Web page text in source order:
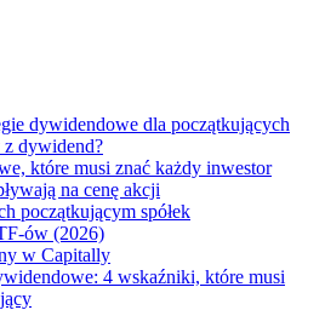
dywidendowe dla początkujących
z dywidend?
które musi znać każdy inwestor
na cenę akcji
początkującym spółek
ów (2026)
w Capitally
4 wskaźniki, które musi